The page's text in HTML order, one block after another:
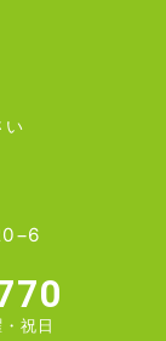
慎重に管理
いて、訂
よるもので
的な範囲で
い
祝日